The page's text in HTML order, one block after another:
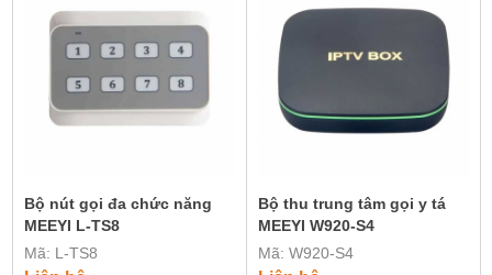
Bộ nút gọi đa chức năng
MEEYI L-TS8
Mã: L-TS8
Bộ thu trung tâm gọi y tá
MEEYI W920-S4
Mã: W920-S4